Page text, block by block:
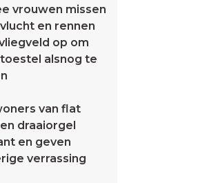
vrouwen missen
en rennen
op om
alsnog te
van flat
draaiorgel
en geven
verrassing